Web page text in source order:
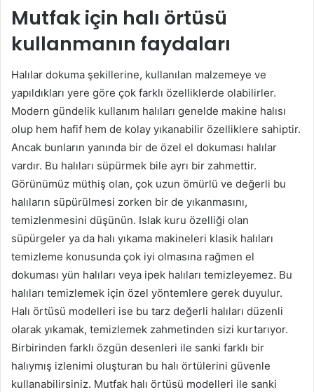
Mutfak için halı örtüsü
kullanmanın faydaları
Halılar dokuma şekillerine, kullanılan malzemeye ve
yapıldıkları yere göre çok farklı özelliklerde olabilirler.
Modern gündelik kullanım halıları genelde makine halısı
olup hem hafif hem de kolay yıkanabilir özelliklere sahiptir.
Ancak bunların yanında bir de özel el dokuması halılar
vardır. Bu halıları süpürmek bile ayrı bir zahmettir.
Görünümüz müthiş olan, çok uzun ömürlü ve değerli bu
halıların süpürülmesi zorken bir de yıkanmasını,
temizlenmesini düşünün. Islak kuru özelliği olan
süpürgeler ya da halı yıkama makineleri klasik halıları
temizleme konusunda çok iyi olmasına rağmen el
dokuması yün halıları veya ipek halıları temizleyemez. Bu
halıları temizlemek için özel yöntemlere gerek duyulur.
Halı örtüsü modelleri ise bu tarz değerli halıları düzenli
olarak yıkamak, temizlemek zahmetinden sizi kurtarıyor.
Birbirinden farklı özgün desenleri ile sanki farklı bir
halıymış izlenimi oluşturan bu halı örtülerini güvenle
kullanabilirsiniz. Mutfak halı örtüsü modelleri ile sanki